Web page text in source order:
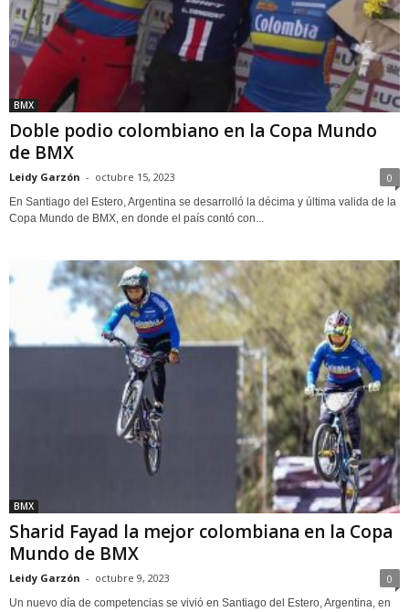
BMX
Doble podio colombiano en la Copa Mundo
de BMX
Leidy Garzón - octubre 15, 2023 0
En Santiago del Estero, Argentina se desarrolló la décima y última valida de la
Copa Mundo de BMX, en donde el país contó con...
BMX
Sharid Fayad la mejor colombiana en la Copa
Mundo de BMX
Leidy Garzón - octubre 9, 2023 0
Un nuevo día de competencias se vivió en Santiago del Estero, Argentina, en